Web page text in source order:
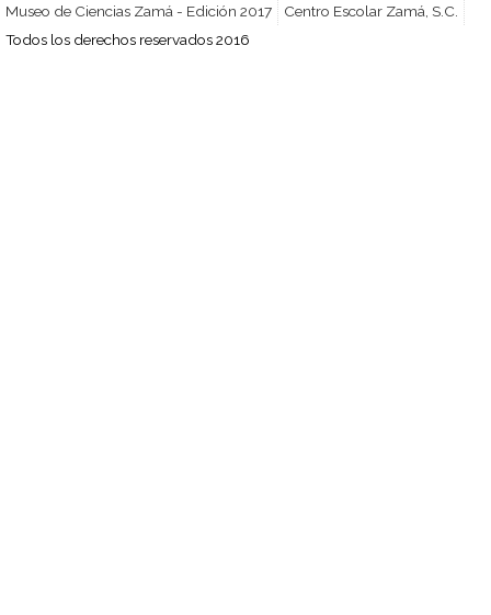
Museo de Ciencias Zamá - Edición 2017
Centro Escolar Zamá, S.C.
Todos los derechos reservados 2016